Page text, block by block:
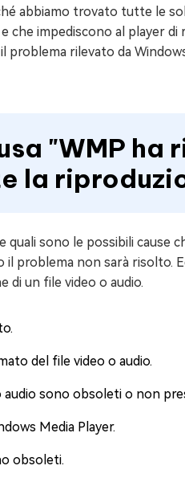
abbiamo trovato tutte le
che impediscono al player
rilevato da
"WMP ha
la
quali sono le possibili cause
il problema non sarà risolto.
di un file video o audio.
del file video o audio.
sono obsoleti o non
Media Player.
obsoleti.